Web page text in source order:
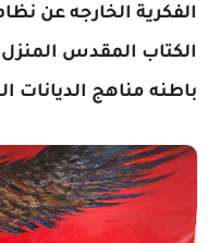
الفكرية الخارجه عن
الكتاب المقدس المنزل
باطنه مناهج الديانات